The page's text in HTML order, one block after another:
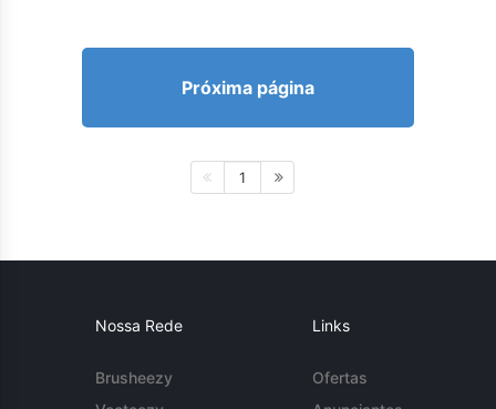
Próxima página
1
Nossa Rede
Brusheezy
Links
Ofertas